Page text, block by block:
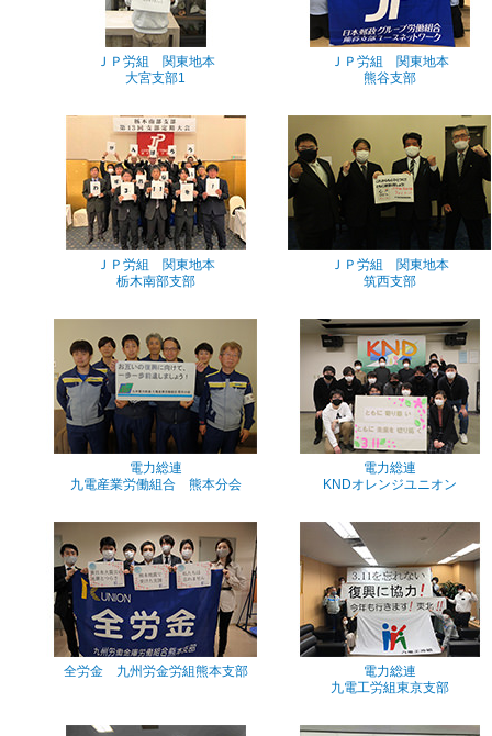
ＪＰ労組 関東地本
大宮支部1
ＪＰ労組 関東地本
熊谷支部
ＪＰ労組 関東地本
栃木南部支部
ＪＰ労組 関東地本
筑西支部
電力総連
九電産業労働組合 熊本分会
電力総連
KNDオレンジユニオン
全労金 九州労金労組熊本支部
電力総連
九電工労組東京支部